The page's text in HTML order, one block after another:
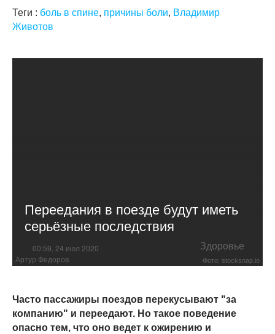
Теги : боль в спине, причины боли, Владимир
Животов
Переедания в поезде будут иметь
серьёзные последствия
00:59, 24 июл 2020 Здоровье
Артур Федоров Фото: stocksnap.io
Часто пассажиры поездов перекусывают "за
компанию" и переедают. Но такое поведение
опасно тем, что оно ведет к ожирению и